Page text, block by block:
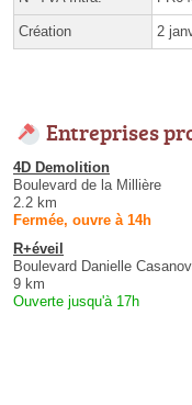
Création 2
Entreprises
4D Demolition
Boulevard de la Millière
2.2 km
Fermée, ouvre à 14h
R+éveil
Boulevard Danielle
9 km
Ouverte jusqu'à 17h